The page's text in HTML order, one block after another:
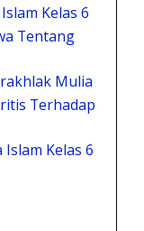
Kelas 6
Tentang
Mulia
Terhadap
Kelas 6